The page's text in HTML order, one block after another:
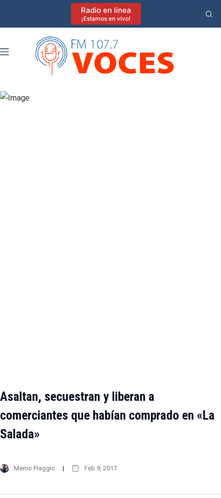
Radio en línea
¡Estamos en vivo!
Asaltan, secuestran y liberan a
comerciantes que habían comprado en «La
Salada»
Memo Piaggio Feb 9, 2017